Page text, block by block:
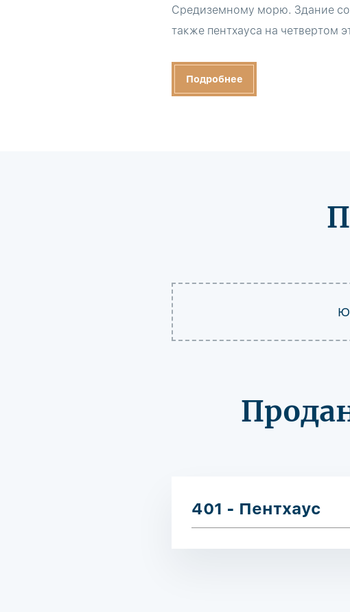
Средиземному морю. Здание
также пентхауса на четвертом
Подробнее
401 - Пентхаус